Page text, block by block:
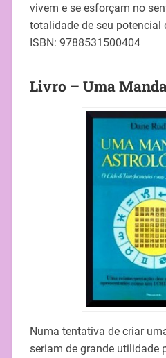
vivem e se esforçam no
totalidade de seu potencial
ISBN: 9788531500404
Livro – Uma
Numa tentativa de criar
seriam de grande utilidade